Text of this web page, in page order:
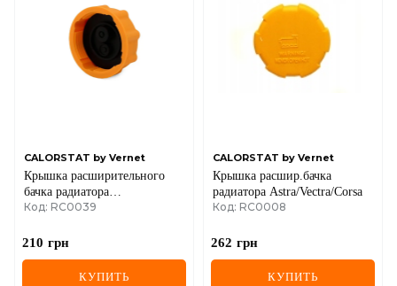
GMC
GREAT WALL
HAVAL
CALORSTAT by Vernet
Крышка расширительного
бачка радиатора
Aveo/Epica/Lacetti/Lanos/Escort/Kadett
Код: RC0039
210 грн
КУПИТЬ
CALORSTAT by Vernet
Крышка расшир.бачка
радиатора Astra/Vectra/Corsa
Код: RC0008
262 грн
КУПИТЬ